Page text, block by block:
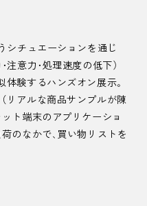
シチュエーションを通じ
注意力・処理速度の低下）
験するハンズオン展示。
リアルな商品サンプルが陳
ト端末のアプリケーショ
のなかで、買い物リストを